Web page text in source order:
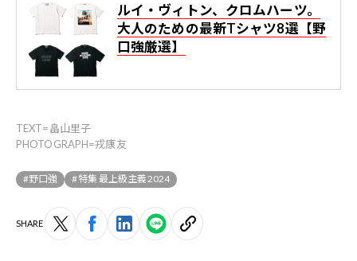
ルイ・ヴィトン、クロムハーツ。
大人のための最新Tシャツ8選【野
口強厳選】
TEXT=畠山里子
PHOTOGRAPH=戎康友
#野口強 #特集 最上級主義2024
SHARE